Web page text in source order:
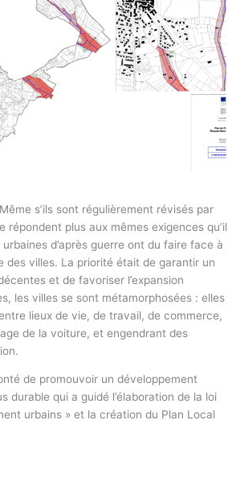
s’ils sont régulièrement révisés par
répondent plus aux mêmes exigences qu’il
d’après guerre ont du faire face à
des villes. La priorité était de garantir un
et de favoriser l’expansion
les villes se sont métamorphosées : elles
lieux de vie, de travail, de commerce,
de la voiture, et engendrant des
de promouvoir un développement
durable qui a guidé l’élaboration de la loi
urbains » et la création du Plan Local